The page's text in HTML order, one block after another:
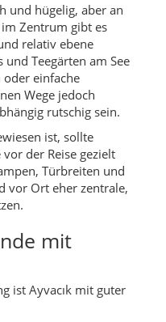
und hügelig, aber an
Zentrum gibt es
relativ ebene
und Teegärten am See
einfache
Wege jedoch
rutschig sein.
ist, sollte
der Reise gezielt
Türbreiten und
vor Ort eher zentrale,
mit
ist Ayvacık mit guter